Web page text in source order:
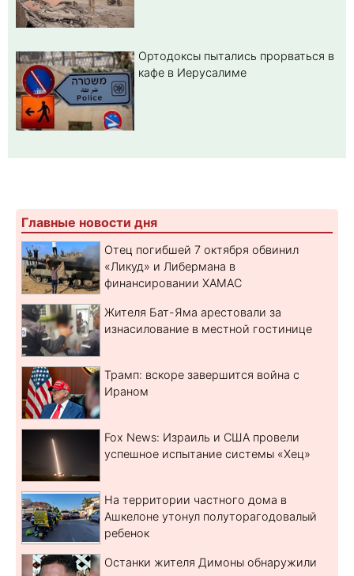
Ортодоксы пытались прорваться в
кафе в Иерусалиме
Главные новости дня
Отец погибшей 7 октября обвинил
«Ликуд» и Либермана в
финансировании ХАМАС
Жителя Бат-Яма арестовали за
изнасилование в местной гостинице
Трамп: вскоре завершится война с
Ираном
Fox News: Израиль и США провели
успешное испытание системы «Хец»
На территории частного дома в
Ашкелоне утонул полуторагодовалый
ребенок
Останки жителя Димоны обнаружили